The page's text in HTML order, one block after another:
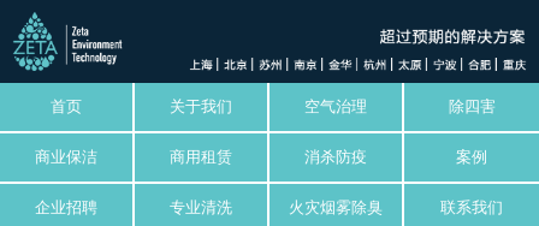
首页 关于我们 空气治理 除四害
商业保洁 商用租赁 消杀防疫 案例
企业招聘 专业清洗 火灾烟雾除臭 联系我们